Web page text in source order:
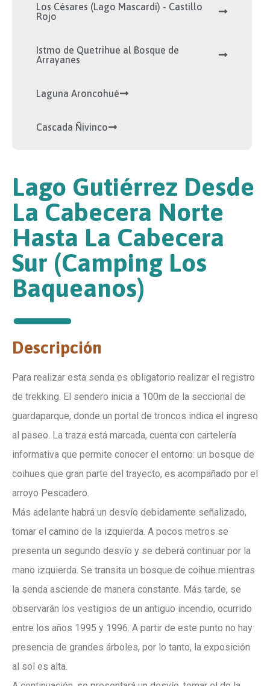
Los Césares (Lago Mascardi) - Castillo
Rojo
Istmo de Quetrihue al Bosque de
Arrayanes
Laguna Aroncohué
Cascada Ñivinco
Lago Gutiérrez Desde
La Cabecera Norte
Hasta La Cabecera
Sur (Camping Los
Baqueanos)
Descripción
Para realizar esta senda es obligatorio realizar el registro
de trekking. El sendero inicia a 100m de la seccional de
guardaparque, donde un portal de troncos indica el ingreso
al paseo. La traza está marcada, cuenta con cartelería
informativa que permite conocer el entorno: un bosque de
coihues que gran parte del trayecto, es acompañado por el
arroyo Pescadero.
Más adelante habrá un desvío debidamente señalizado,
tomar el camino de la izquierda. A pocos metros se
presenta un segundo desvío y se deberá continuar por la
mano izquierda. Se transita un bosque de coihue mientras
la senda asciende de manera constante. Más tarde, se
observarán los vestigios de un antiguo incendio, ocurrido
entre los años 1995 y 1996. A partir de este punto no hay
presencia de grandes árboles, por lo tanto, la exposición
al sol es alta.